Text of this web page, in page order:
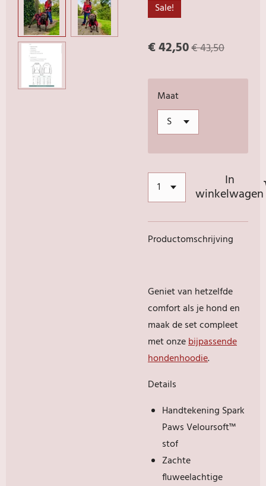
Sale!
€ 42,50€ 43,50
Maat
In
winkelwagen
Productomschrijving
Geniet van hetzelfde
comfort als je hond en
maak de set compleet
met onzebijpassende
hondenhoodie.
Details
Handtekening Spark
Paws Veloursoft™
stof
Zachte
fluweelachtige